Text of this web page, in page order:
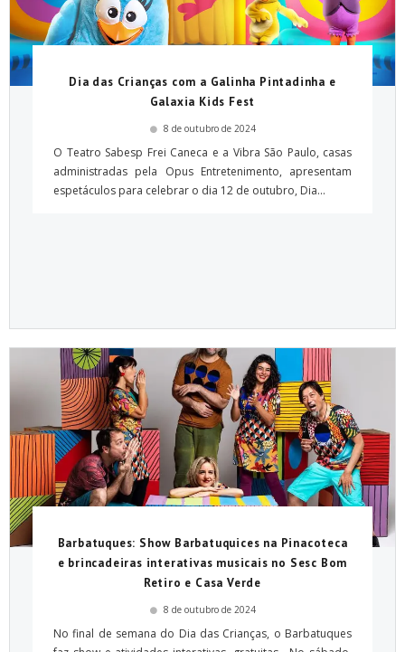
Dia das Crianças com a Galinha Pintadinha e
Galaxia Kids Fest
8 de outubro de 2024
O Teatro Sabesp Frei Caneca e a Vibra São Paulo, casas
administradas pela Opus Entretenimento, apresentam
espetáculos para celebrar o dia 12 de outubro, Dia...
Barbatuques: Show Barbatuquices na Pinacoteca
e brincadeiras interativas musicais no Sesc Bom
Retiro e Casa Verde
8 de outubro de 2024
No final de semana do Dia das Crianças, o Barbatuques